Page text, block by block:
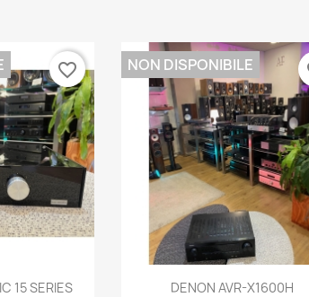
15 SERIES
favorite_border
Anteprima
DENON AVR-X1600H
NON DISPONIBILE